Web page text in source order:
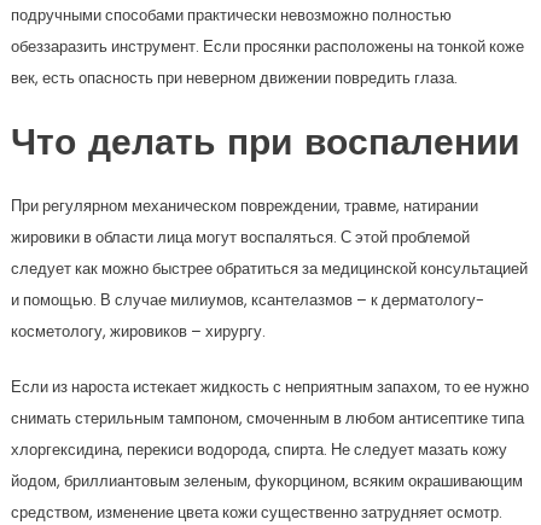
подручными способами практически невозможно полностью
обеззаразить инструмент. Если просянки расположены на тонкой коже
век, есть опасность при неверном движении повредить глаза.
Что делать при воспалении
При регулярном механическом повреждении, травме, натирании
жировики в области лица могут воспаляться. С этой проблемой
следует как можно быстрее обратиться за медицинской консультацией
и помощью. В случае милиумов, ксантелазмов – к дерматологу-
косметологу, жировиков – хирургу.
Если из нароста истекает жидкость с неприятным запахом, то ее нужно
снимать стерильным тампоном, смоченным в любом антисептике типа
хлоргексидина, перекиси водорода, спирта. Не следует мазать кожу
йодом, бриллиантовым зеленым, фукорцином, всяким окрашивающим
средством, изменение цвета кожи существенно затрудняет осмотр.